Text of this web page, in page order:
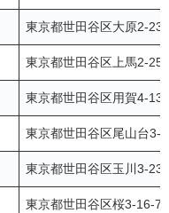
東京都世田谷区大原2-
東京都世田谷区上馬2-
東京都世田谷区用賀4-
東京都世田谷区尾山台
東京都世田谷区玉川3-
東京都世田谷区桜3-16-